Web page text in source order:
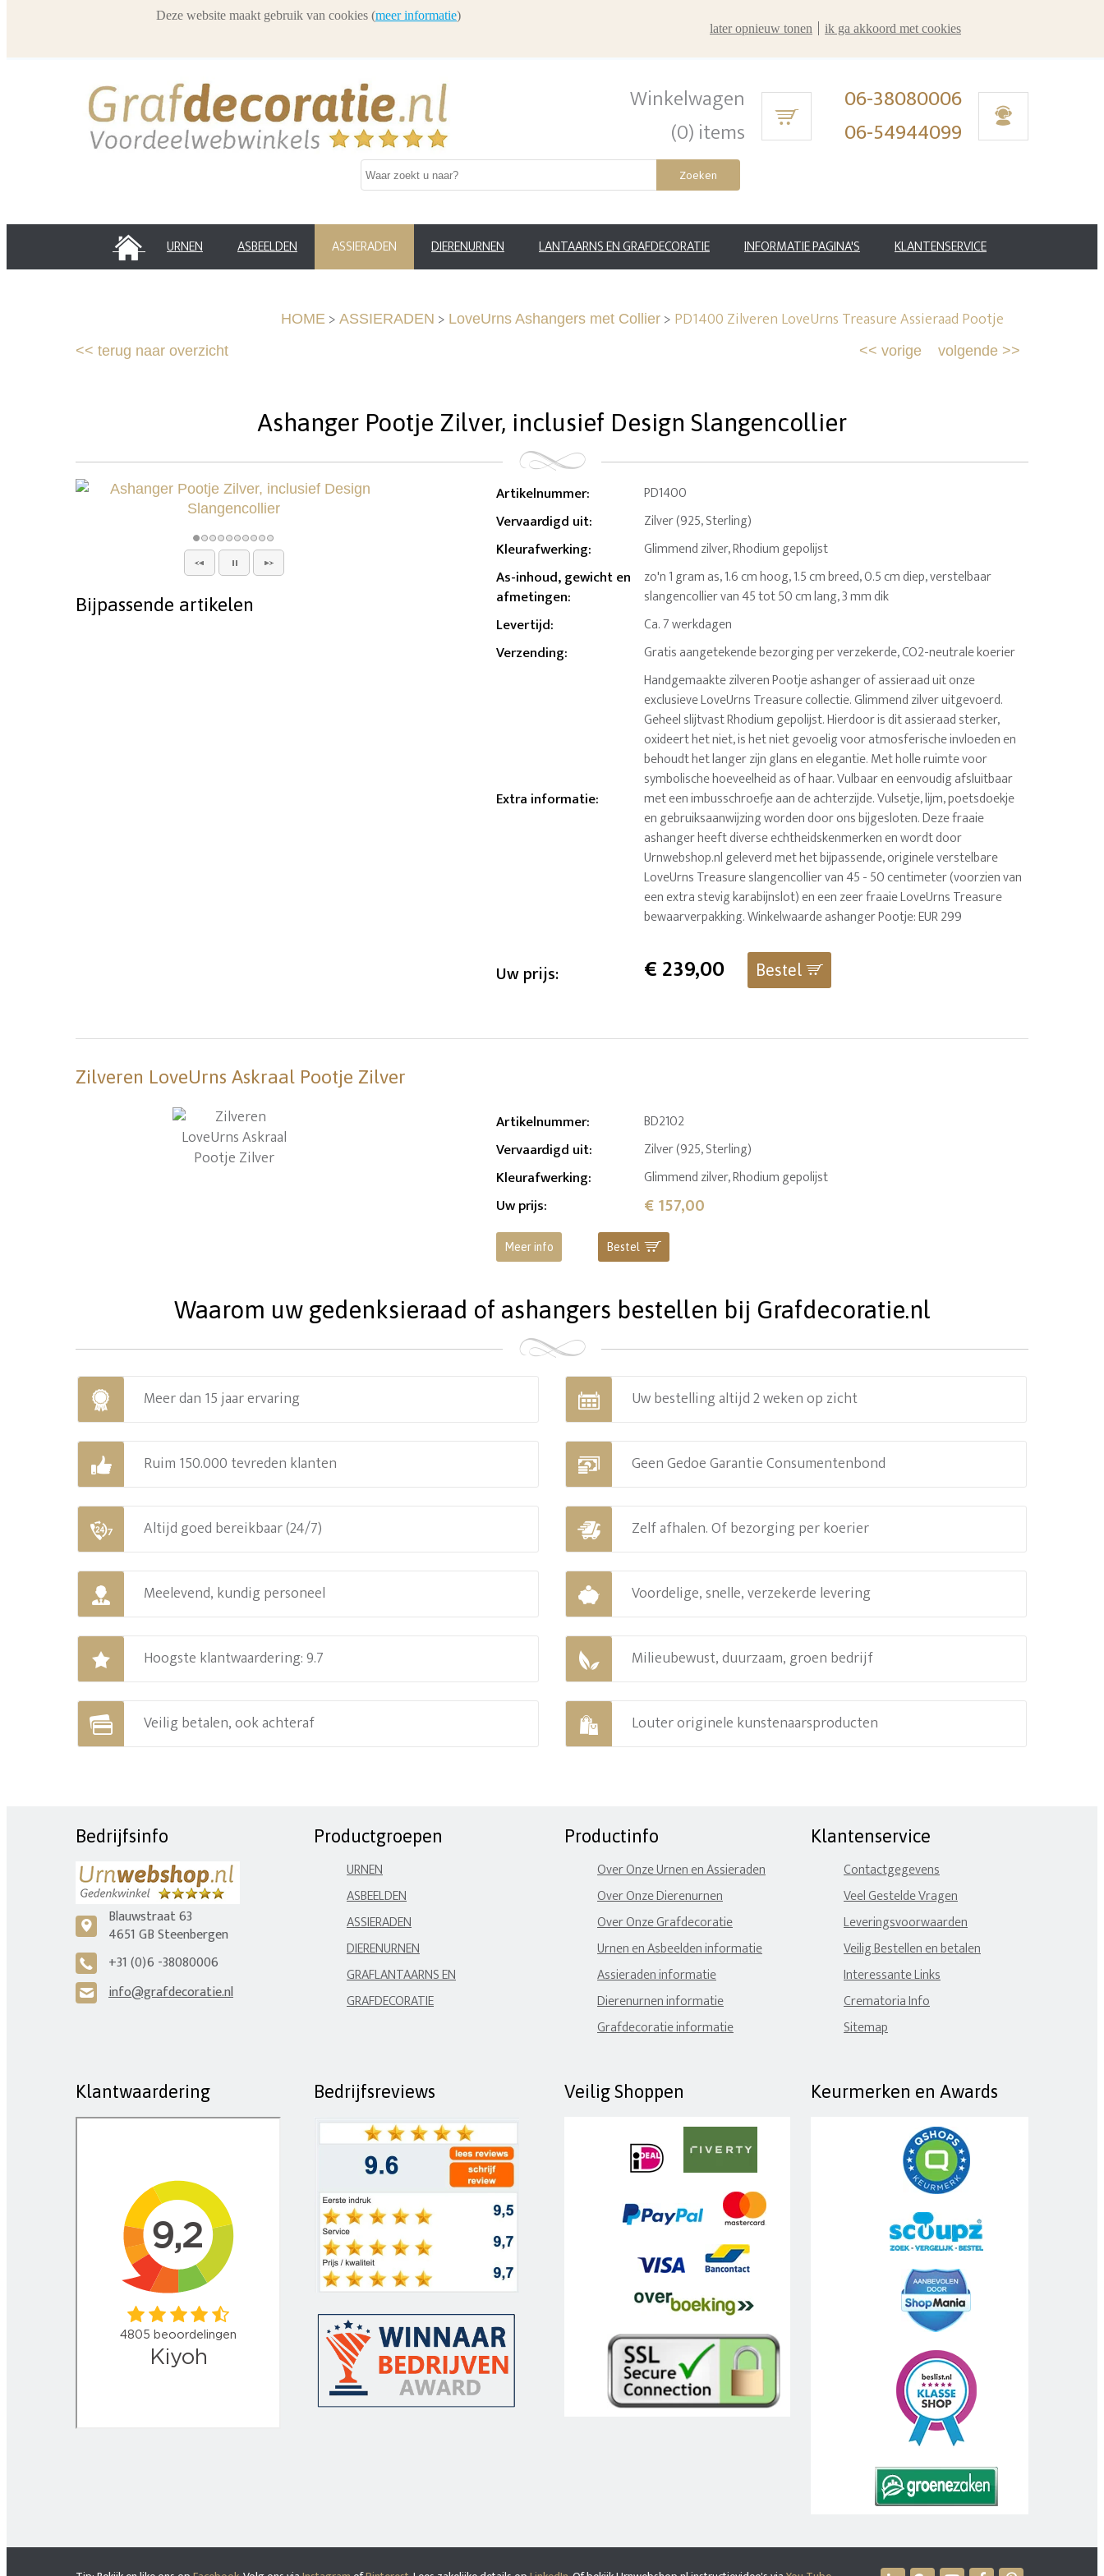
Winkelwagen
(0) items
06-38080006
06-54944099
Zoeken
HOME URNEN ASBEELDEN ASSIERADEN DIERENURNEN LANTAARNS EN GRAFDECORATIE INFORMATIE PAGINA'S KLANTENSERVICE
HOME > ASSIERADEN > LoveUrns Ashangers met Collier > PD1400 Zilveren LoveUrns Treasure Assieraad Pootje
<< terug naar overzicht volgende >>
<< vorige
Ashanger Pootje Zilver, inclusief Design Slangencollier
Artikelnummer: PD1400
Vervaardigd uit: Zilver (925, Sterling)
Kleurafwerking: Glimmend zilver, Rhodium gepolijst
As-inhoud, gewicht en
afmetingen:
zo'n 1 gram as, 1.6 cm hoog, 1.5 cm breed, 0.5 cm diep, verstelbaar
slangencollier van 45 tot 50 cm lang, 3 mm dik
Levertijd: Ca. 7 werkdagen
Verzending: Gratis aangetekende bezorging per verzekerde, CO2-neutrale koerier
Extra informatie:
Handgemaakte zilveren Pootje ashanger of assieraad uit onze
exclusieve LoveUrns Treasure collectie. Glimmend zilver uitgevoerd.
Geheel slijtvast Rhodium gepolijst. Hierdoor is dit assieraad sterker,
oxideert het niet, is het niet gevoelig voor atmosferische invloeden en
behoudt het langer zijn glans en elegantie. Met holle ruimte voor
symbolische hoeveelheid as of haar. Vulbaar en eenvoudig afsluitbaar
met een imbusschroefje aan de achterzijde. Vulsetje, lijm, poetsdoekje
en gebruiksaanwijzing worden door ons bijgesloten. Deze fraaie
ashanger heeft diverse echtheidskenmerken en wordt door
Urnwebshop.nl geleverd met het bijpassende, originele verstelbare
LoveUrns Treasure slangencollier van 45 - 50 centimeter (voorzien van
een extra stevig karabijnslot) en een zeer fraaie LoveUrns Treasure
bewaarverpakking. Winkelwaarde ashanger Pootje: EUR 299
Uw prijs: €239,00 Bestel
Bijpassende artikelen
Zilveren LoveUrns Askraal Pootje Zilver
Artikelnummer: BD2102
Vervaardigd uit: Zilver (925, Sterling)
Kleurafwerking: Glimmend zilver, Rhodium gepolijst
Uw prijs: € 157,00
Meer info Bestel
Waarom uw gedenksieraad of ashangers bestellen bij Grafdecoratie.nl
Meer dan 15 jaar ervaring Uw bestelling altijd 2 weken op zicht
Ruim 150.000 tevreden klanten Geen Gedoe Garantie Consumentenbond
Altijd goed bereikbaar (24/7) Zelf afhalen. Of bezorging per koerier
Meelevend, kundig personeel Voordelige, snelle, verzekerde levering
Hoogste klantwaardering: 9.7 Milieubewust, duurzaam, groen bedrijf
Veilig betalen, ook achteraf Louter originele kunstenaarsproducten
Bedrijfsinfo
c
Blauwstraat 63
4651 GB Steenbergen
A +31 (0)6 -38080006
H info@grafdecoratie.nl
Productgroepen
URNEN
ASBEELDEN
ASSIERADEN
DIERENURNEN
GRAFLANTAARNS EN
GRAFDECORATIE
Productinfo
Over Onze Urnen en Assieraden
Over Onze Dierenurnen
Over Onze Grafdecoratie
Urnen en Asbeelden informatie
Assieraden informatie
Dierenurnen informatie
Grafdecoratie informatie
Klantenservice
Contactgegevens
Veel Gestelde Vragen
Leveringsvoorwaarden
Veilig Bestellen en betalen
Interessante Links
Crematoria Info
Sitemap
Klantwaardering Bedrijfsreviews Veilig Shoppen Keurmerken en Awards
Deze website maakt gebruik van cookies (meer informatie)
later opnieuw tonen
ik ga akkoord met cookies